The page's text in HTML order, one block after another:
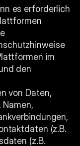
es erforderlich
im
den
von Daten,
(z.B.
(z.B.